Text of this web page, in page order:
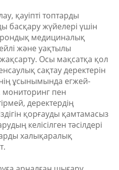
қауіпті топтарды
басқару жүйелері үшін
медициналық
және уақтылы
Осы мақсатқа қол
сақтау деректерін
ұсынымында егжей-
мониторинг пен
деректердің
қорғауды қамтамасыз
келісілген тәсілдері
халықаралық